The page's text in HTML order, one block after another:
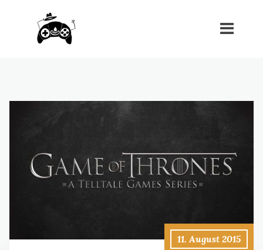
11. August 2015